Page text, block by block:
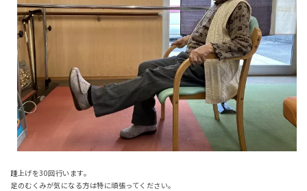
踵上げを30回行います。
足のむくみが気になる方は特に頑張ってください。